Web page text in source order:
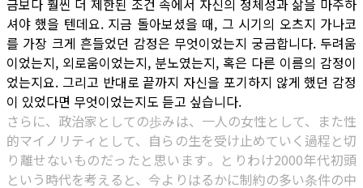
금보다 훨씬 더 제한된 조건 속에서 자신의 정체성과 삶을 마주하
셔야 했을 텐데요. 지금 돌아보셨을 때, 그 시기의 오츠지 가나코
를 가장 크게 흔들었던 감정은 무엇이었는지 궁금합니다. 두려움
이었는지, 외로움이었는지, 분노였는지, 혹은 다른 이름의 감정이
었는지요. 그리고 반대로 끝까지 자신을 포기하지 않게 했던 감정
이 있었다면 무엇이었는지도 듣고 싶습니다.
さらに、政治家としての歩みは、一人の女性として、また性
的マイノリティとして、自らの生を受け止めていく過程と切
り離せないものだったと思います。とりわけ2000年代初頭
という時代を考えると、今よりはるかに制約の多い条件の中